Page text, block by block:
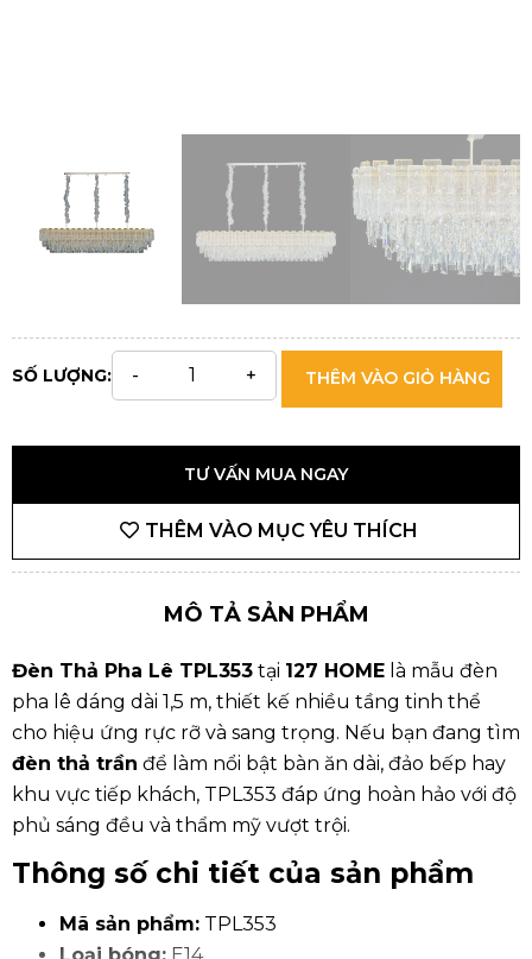
SỐ LƯỢNG: THÊM VÀO GIỎ HÀNG
TƯ VẤN MUA NGAY
THÊM VÀO MỤC YÊU THÍCH
MÔ TẢ SẢN PHẨM
Đèn Thả Pha Lê TPL353 tại 127 HOME là mẫu đèn
pha lê dáng dài 1,5 m, thiết kế nhiều tầng tinh thể
cho hiệu ứng rực rỡ và sang trọng. Nếu bạn đang tìm
đèn thả trần để làm nổi bật bàn ăn dài, đảo bếp hay
khu vực tiếp khách, TPL353 đáp ứng hoàn hảo với độ
phủ sáng đều và thẩm mỹ vượt trội.
Thông số chi tiết của sản phẩm
Mã sản phẩm: TPL353